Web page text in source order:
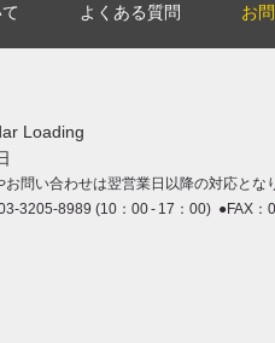
よくある質問 お
Loading
お問い合わせは翌営業日以降の対応とな
3205-8989 (10：00 - 17：00) ●FAX：